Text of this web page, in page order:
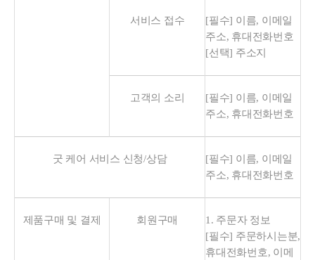
서비스 접수
[필수] 이름, 이메일
주소, 휴대전화번호
[선택] 주소지
고객의 소리
[필수] 이름, 이메일
주소, 휴대전화번호
굿 케어 서비스 신청/상담
[필수] 이름, 이메일
주소, 휴대전화번호
제품구매 및 결제 회원구매
1. 주문자 정보
[필수] 주문하시는분,
휴대전화번호, 이메